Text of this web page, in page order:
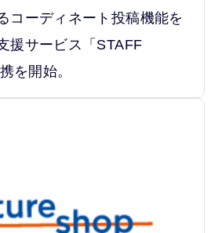
コーディネート投稿機能を
援サービス「STAFF
を開始。